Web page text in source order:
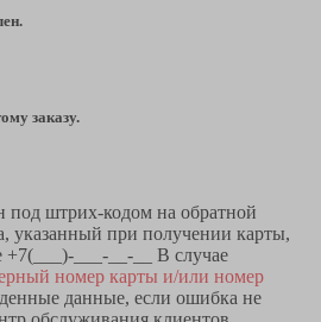
заказу.
под штрих-кодом на обратной
указанный при получении карты,
+7(___)-___-__-__ В случае
номер карты и/или номер
данные, если ошибка не